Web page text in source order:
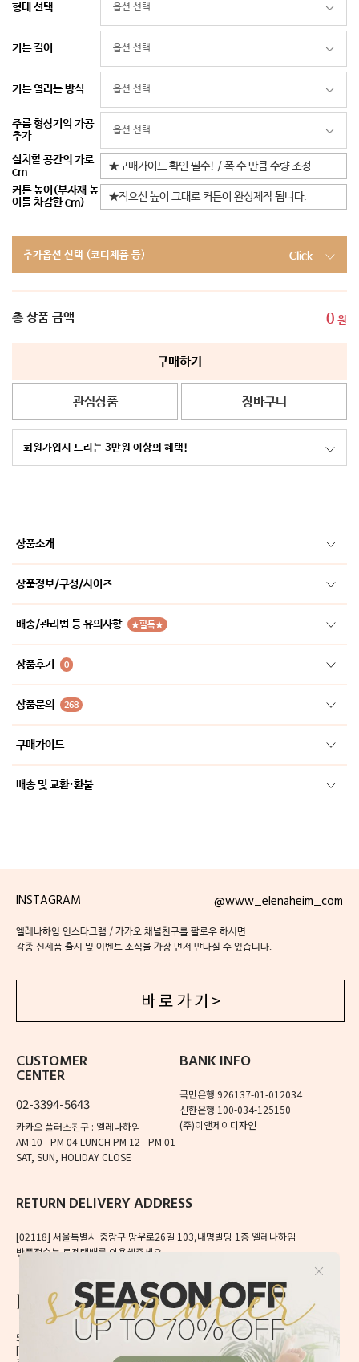
형태 선택
커튼 길이
커튼 열리는 방식
주름 형상기억 가공
추가
설치할 공간의 가로
cm
커튼 높이(부자재 높
이를 차감한 cm)
추가옵션 선택 (코디제품 등) Click
총 상품 금액 0 원
구매하기
관심상품 장바구니
회원가입시 드리는 3만원 이상의 혜택!
상품소개
상품정보/구성/사이즈
배송/관리법 등 유의사항 ★필독★
상품후기 0
상품문의 268
구매가이드
배송 및 교환·환불
INSTAGRAM @www_elenaheim_com
엘레나하임 인스타그램 / 카카오 채널친구를 팔로우 하시면
각종 신제품 출시 및 이벤트 소식을 가장 먼저 만나실 수 있습니다.
바 로 가 기 >
CUSTOMER
CENTER
02-3394-5643
카카오 플러스친구 : 엘레나하임
AM 10 - PM 04LUNCH PM 12 - PM 01
SAT, SUN, HOLIDAY CLOSE
BANK INFO
국민은행 926137-01-012034
신한은행 100-034-125150
(주)이앤제이디자인
RETURN DELIVERY ADDRESS
[02118] 서울특별시 중랑구 망우로26길 103,내명빌딩 1층 엘레나하임
반품접수는 로젠택배를 이용해주세요.
56, Mangu-ro, Dongdaemun-gu, Seoul, Korea
[02496] 서울시 동대문구 망우로 56 이앤제이빌딩 6층